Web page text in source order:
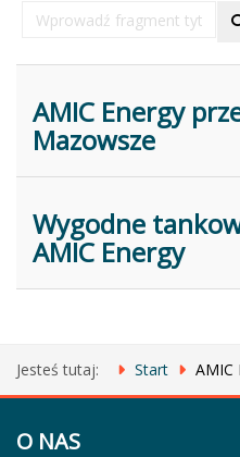
Wprowadź
fragment
AMIC Energy
Mazowsze
Wygodne
AMIC Energy
Jesteś tutaj: Start AMIC
O NAS